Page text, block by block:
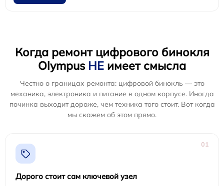
Когда ремонт цифрового бинокля
Olympus НЕ имеет смысла
Честно о границах ремонта: цифровой бинокль — это
механика, электроника и питание в одном корпусе. Иногда
починка выходит дороже, чем техника того стоит. Вот когда
мы скажем об этом прямо.
01
Дорого стоит сам ключевой узел